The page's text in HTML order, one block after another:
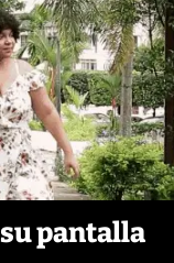
pantalla​